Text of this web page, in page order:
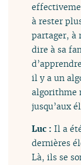
à rester
partager, à
dire à sa
il y a un
algorithme
jusqu’aux
Luc :Il a
dernières
Là, ils se